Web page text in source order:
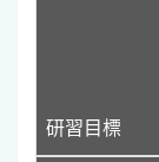
研習目標